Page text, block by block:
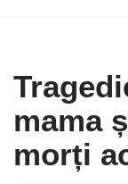
mama
morți